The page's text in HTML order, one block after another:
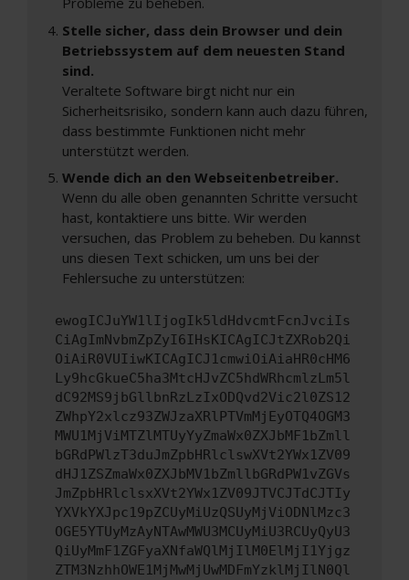
Stelle sicher, dass dein Browser und dein
Betriebssystem auf dem neuesten Stand
sind.
Veraltete Software birgt nicht nur ein
Sicherheitsrisiko, sondern kann auch dazu führen,
dass bestimmte Funktionen nicht mehr
unterstützt werden.
Wende dich an den Webseitenbetreiber.
Wenn du alle oben genannten Schritte versucht
hast, kontaktiere uns bitte. Wir werden
versuchen, das Problem zu beheben. Du kannst
uns diesen Text schicken, um uns bei der
Fehlersuche zu unterstützen:
ewogICJuYW1lIjogIk5ldHdvcmtFcnJvciIs
CiAgImNvbmZpZyI6IHsKICAgICJtZXRob2Qi
OiAiR0VUIiwKICAgICJ1cmwiOiAiaHR0cHM6
Ly9hcGkueC5ha3MtcHJvZC5hdWRhcmlzLm5l
dC92MS9jbGllbnRzLzIxODQvd2Vic2l0ZS12
ZWhpY2xlcz93ZWJzaXRlPTVmMjEyOTQ4OGM3
MWU1MjViMTZlMTUyYyZmaWx0ZXJbMF1bZmll
bGRdPWlzT3duJmZpbHRlclswXVt2YWx1ZV09
dHJ1ZSZmaWx0ZXJbMV1bZmllbGRdPW1vZGVs
JmZpbHRlclsxXVt2YWx1ZV09JTVCJTdCJTIy
YXVkYXJpc19pZCUyMiUzQSUyMjViODNlMzc3
OGE5YTUyMzAyNTAwMWU3MCUyMiU3RCUyQyU3
QiUyMmF1ZGFyaXNfaWQlMjIlM0ElMjI1Yjgz
ZTM3NzhhOWE1MjMwMjUwMDFmYzklMjIlN0Ql